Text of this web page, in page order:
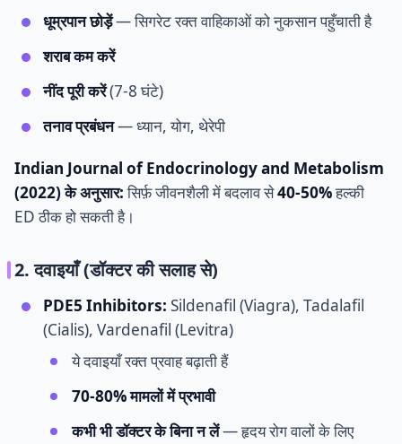
धूम्रपान छोड़ें— सिगरेट रक्त वाहिकाओं को नुकसान पहुँचाती है
शराब कम करें
नींद पूरी करें(7-8 घंटे)
तनाव प्रबंधन— ध्यान, योग, थेरेपी
Indian Journal of Endocrinology and Metabolism
(2022) के अनुसार:सिर्फ़ जीवनशैली में बदलाव से40-50%हल्की
ED ठीक हो सकती है।
2. दवाइयाँ (डॉक्टर की सलाह से)
PDE5 Inhibitors: Sildenafil (Viagra), Tadalafil
(Cialis), Vardenafil (Levitra)
ये दवाइयाँ रक्त प्रवाह बढ़ाती हैं
70-80% मामलों में प्रभावी
कभी भी डॉक्टर के बिना न लें— हृदय रोग वालों के लिए